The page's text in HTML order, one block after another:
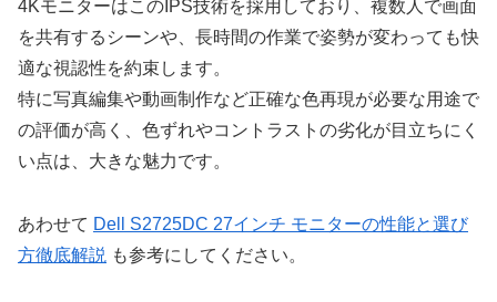
4KモニターはこのIPS技術を採用しており、複数人で画面
を共有するシーンや、長時間の作業で姿勢が変わっても快
適な視認性を約束します。
特に写真編集や動画制作など正確な色再現が必要な用途で
の評価が高く、色ずれやコントラストの劣化が目立ちにく
い点は、大きな魅力です。
あわせて Dell S2725DC 27インチ モニターの性能と選び
方徹底解説 も参考にしてください。